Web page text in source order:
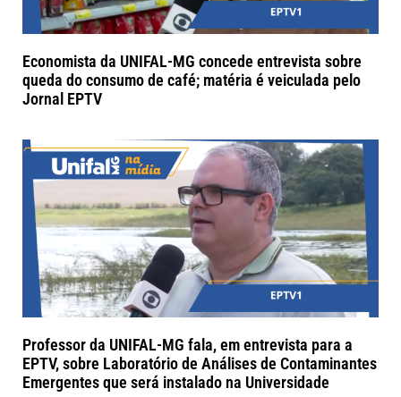
Economista da UNIFAL-MG concede entrevista sobre
queda do consumo de café; matéria é veiculada pelo
Jornal EPTV
Professor da UNIFAL-MG fala, em entrevista para a
EPTV, sobre Laboratório de Análises de Contaminantes
Emergentes que será instalado na Universidade